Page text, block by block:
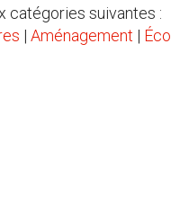
catégories suivantes :
| Aménagement |